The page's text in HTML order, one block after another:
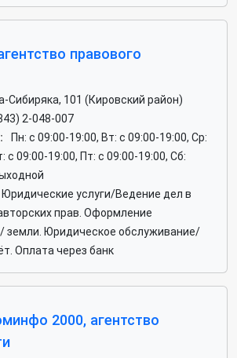
правового
Сибиряка, 101 (Кировский район)
2-048-007
Пн: c 09:00-19:00, Вт: c 09:00-19:00, Ср:
c 09:00-19:00, Пт: c 09:00-19:00, Сб:
Юридические услуги/Ведение дел в
прав. Оформление
земли. Юридическое обслуживание/
Оплата через банк
2000, агентство